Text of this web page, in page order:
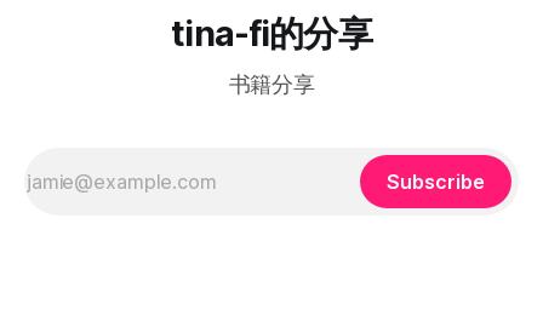
助别人解决一个真实存在的问题。 2016年，Lucy和Alexandr
Wang共同创立了Scale AI，很多人今天看到 Scale AI 的成功，
tina-fi的分享
书籍分享
Subscribe